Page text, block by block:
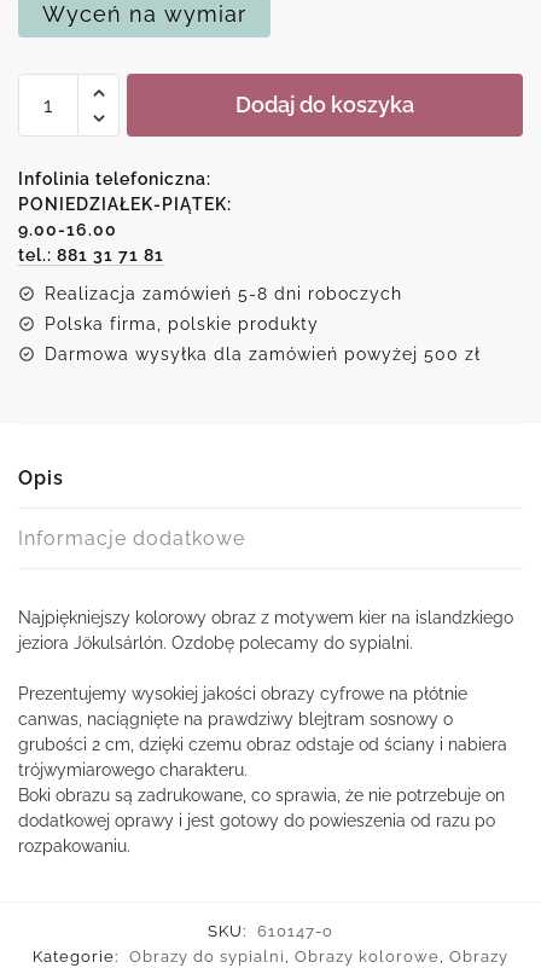
Wyceń na wymiar
Obraz
krami
glacier
lagoon
Dodaj do koszyka
Infolinia telefoniczna:
PONIEDZIAŁEK-PIĄTEK:
9.00-16.00
tel.: 881 31 71 81
Realizacja zamówień 5-8 dni roboczych
Polska firma, polskie produkty
Darmowa wysyłka dla zamówień powyżej 500 zł
Opis
Informacje dodatkowe
Najpiękniejszy kolorowy obraz z motywem kier na islandzkiego
jeziora Jökulsárlón. Ozdobę polecamy do sypialni.
Prezentujemy wysokiej jakości obrazy cyfrowe na płótnie
canwas, naciągnięte na prawdziwy blejtram sosnowy o
grubości 2 cm, dzięki czemu obraz odstaje od ściany i nabiera
trójwymiarowego charakteru.
Boki obrazu są zadrukowane, co sprawia, że nie potrzebuje on
dodatkowej oprawy i jest gotowy do powieszenia od razu po
rozpakowaniu.
SKU:
610147-o
Kategorie:
Obrazy do sypialni , Obrazy kolorowe, Obrazy